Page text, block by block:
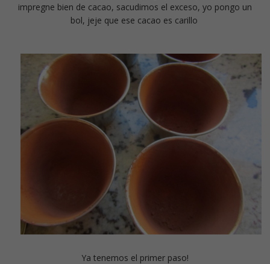
impregne bien de cacao, sacudimos el exceso, yo pongo un
bol, jeje que ese cacao es carillo
Ya tenemos el primer paso!